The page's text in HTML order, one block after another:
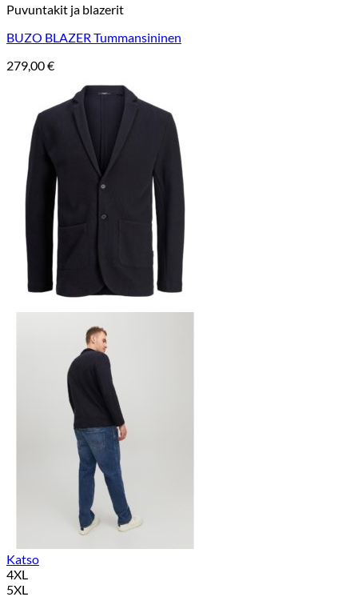
Puvuntakit ja blazerit
BUZO BLAZER Tummansininen
279,00€
Katso
4XL
5XL